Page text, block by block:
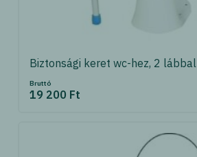
Biztonsági keret wc-hez, 2 lábbal
Bruttó
19 200 Ft